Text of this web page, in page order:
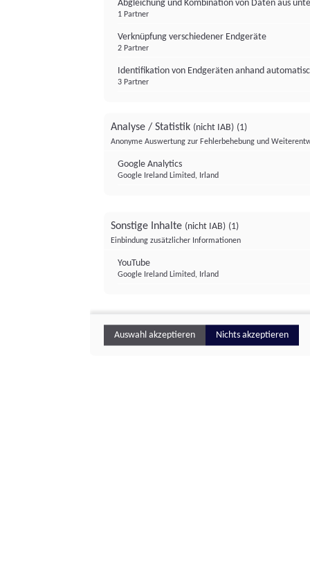
Abgleichung und Kombination von Daten aus
1 Partner
Verknüpfung verschiedener Endgeräte
2 Partner
Identifikation von Endgeräten anhand
3 Partner
Analyse / Statistik (nicht IAB) (1)
Anonyme Auswertung zur Fehlerbehebung und
Google Analytics
Google Ireland Limited, Irland
Sonstige Inhalte (nicht IAB) (1)
Einbindung zusätzlicher Informationen
YouTube
Google Ireland Limited, Irland
Auswahl akzeptieren Nichts akzeptieren